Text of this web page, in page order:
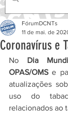
Coronavírus e
FórumDCNTs
11 de mai. de
No Dia
OPAS/OMS e
atualizações
uso do
relacionados ao